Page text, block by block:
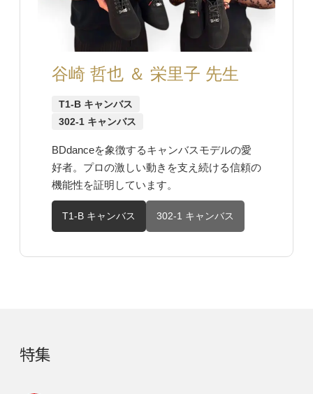
谷崎 哲也 ＆ 栄里子 先生
T1-B キャンバス
302-1 キャンバス
BDdanceを象徴するキャンバスモデルの愛
好者。プロの激しい動きを支え続ける信頼の
機能性を証明しています。
T1-B キャンバス 302-1 キャンバス
特集